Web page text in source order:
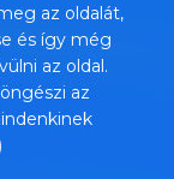
az oldalát,
és így még
az oldal.
az